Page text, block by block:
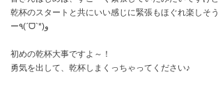
乾杯のスタートと共にいい感じに緊張もほぐれ楽しそ
ー٩(ˊᗜˋ*)و
初めの乾杯大事ですよ～！
勇気を出して、乾杯しまくっちゃってください♪